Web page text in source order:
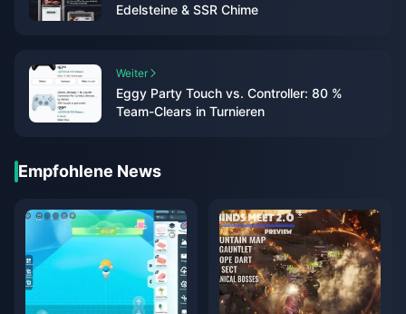
Edelsteine & SSR Chime
Weiter
Eggy Party Touch vs. Controller: 80 %
Team-Clears in Turnieren
Empfohlene News